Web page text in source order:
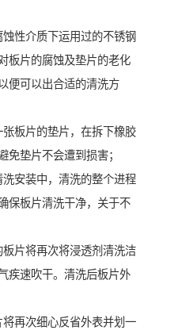
性介质下运用过的不锈钢
板片的腐蚀及垫片的老化
便可以出合适的清洗方
板片的垫片，在拆下橡胶
免垫片不会遭到损害；
安装中，清洗的整个进程
保板片清洗干净，关于不
片将再次将浸透剂清洗洁
疾速吹干。清洗后板片外
再次细心反省外表并划一